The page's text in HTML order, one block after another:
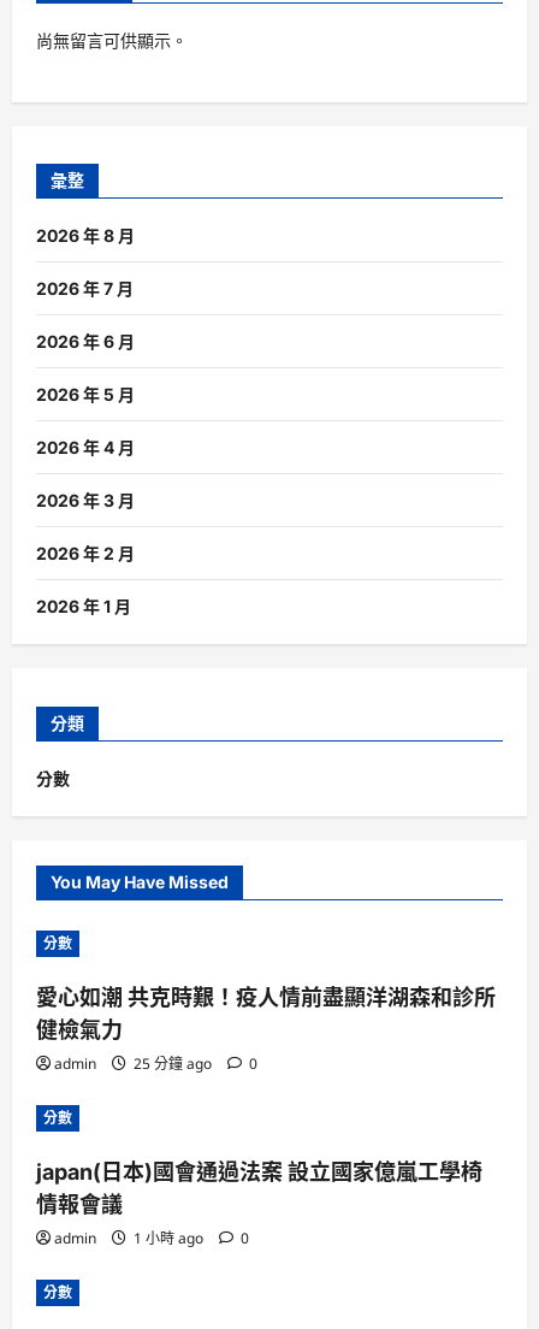
尚無留言可供顯示。
彙整
2026 年 8 月
2026 年 7 月
2026 年 6 月
2026 年 5 月
2026 年 4 月
2026 年 3 月
2026 年 2 月
2026 年 1 月
分類
分數
You May Have Missed
分數
愛心如潮 共克時艱！疫人情前盡顯洋湖森和診所
健檢氣力
admin 25 分鐘 ago 0
分數
japan(日本)國會通過法案 設立國家億嵐工學椅
情報會議
admin 1 小時 ago 0
分數